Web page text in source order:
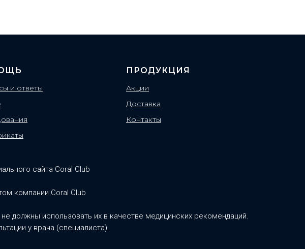
и ответы
ПРОДУКЦИЯ
Акции
Доставка
Контакты
сайта Coral Club
компании Coral Club
должны использовать их в качестве медицинских рекомендаций.
у врача (специалиста).